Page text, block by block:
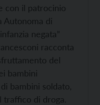
con il patrocinio
Autonoma di
negata”
racconta
del
bambini
bambini soldato,
traffico di droga.